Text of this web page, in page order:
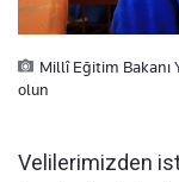
Millî Eğitim Bakanı
olun
Velilerimizden